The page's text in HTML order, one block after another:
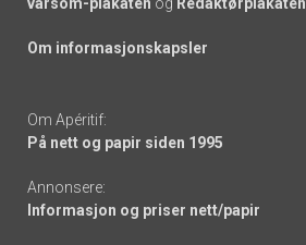
Om informasjonskapsler
Om Apéritif:
På nett og papir siden 1995
Annonsere:
Informasjon og priser nett/papir